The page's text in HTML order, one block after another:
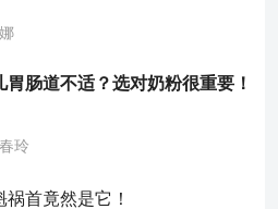
胃肠道不适？选对奶粉很重要！
玲
首竟然是它！